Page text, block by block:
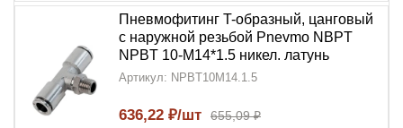
Пневмофитинг T-образный, цанговый
с наружной резьбой Pnevmo NBPT
NPBT 10-M14*1.5 никел. латунь
Артикул: NPBT10M14.1.5
636,22 ₽/шт 655,09 ₽